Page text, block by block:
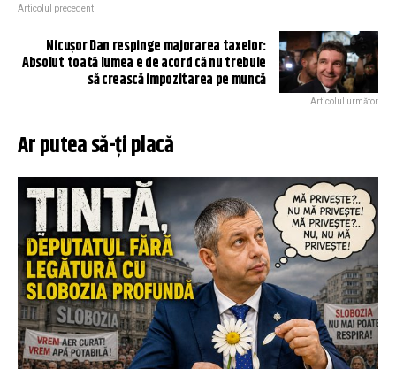
Articolul precedent
Nicuşor Dan respinge majorarea taxelor:
Absolut toată lumea e de acord că nu trebuie
să crească impozitarea pe muncă
Articolul următor
Ar putea să-ți placă